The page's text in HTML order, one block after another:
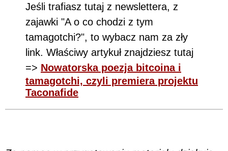
Jeśli trafiasz tutaj z newslettera, z
zajawki "A o co chodzi z tym
tamagotchi?", to wybacz nam za zły
link. Właściwy artykuł znajdziesz tutaj
=> Nowatorska poezja bitcoina i
tamagotchi, czyli premiera projektu
Taconafide